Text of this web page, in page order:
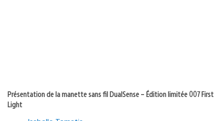
Présentation de la manette sans fil DualSense – Édition limitée 007 First
Light